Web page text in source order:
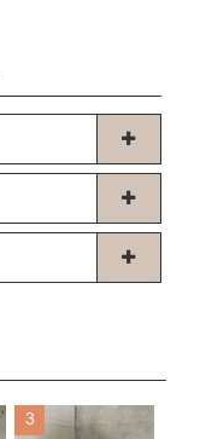
3